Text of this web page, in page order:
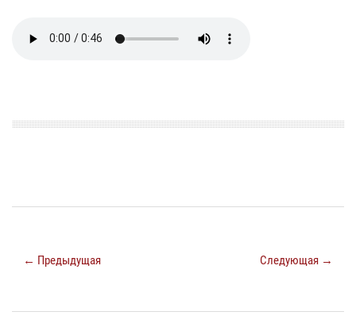
← Предыдущая Следующая →